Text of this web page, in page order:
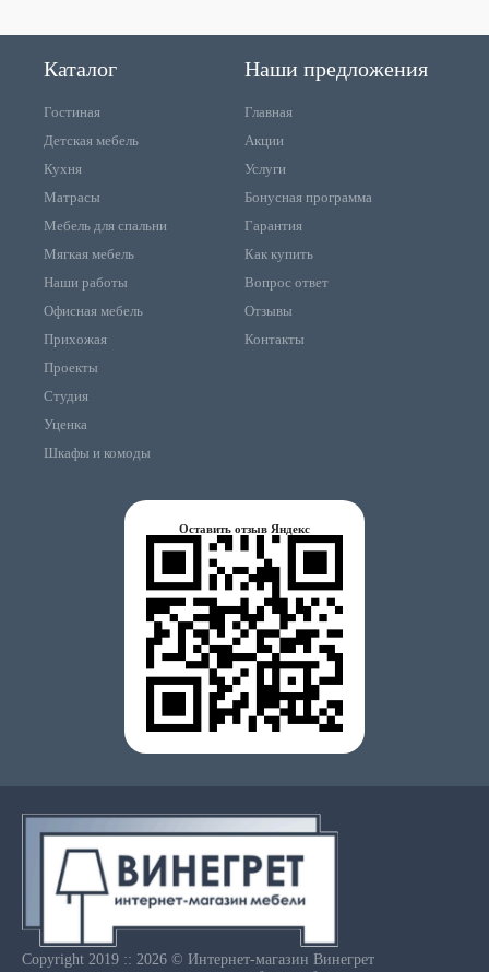
Каталог
Гостиная
Детская мебель
Кухня
Матрасы
Мебель для спальни
Мягкая мебель
Наши работы
Офисная мебель
Прихожая
Проекты
Студия
Уценка
Шкафы и комоды
Наши предложения
Главная
Акции
Услуги
Бонусная программа
Гарантия
Как купить
Вопрос ответ
Отзывы
Контакты
Оставить отзыв Яндекс
Copyright 2019 :: 2026 © Интернет-магазин Винегрет